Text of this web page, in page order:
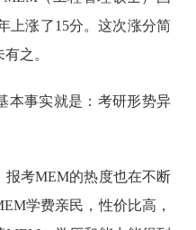
上涨了15分。这次涨分简
之。
本事实就是：考研形势异
报考MEM的热度也在不断
学费亲民，性价比高，